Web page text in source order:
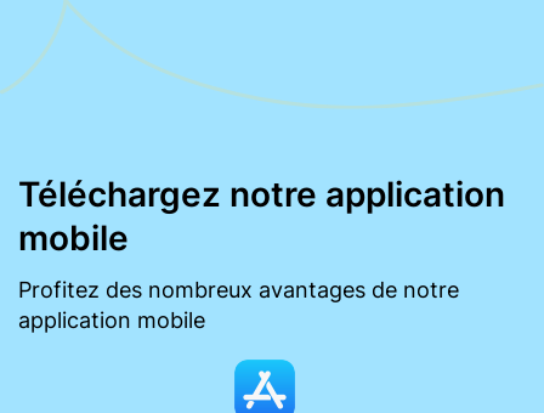
Téléchargez notre application
mobile
Profitez des nombreux avantages de notre
application mobile